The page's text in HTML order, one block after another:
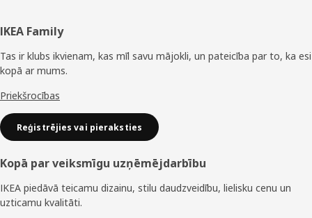
Kājene
IKEA Family
Tas ir klubs ikvienam, kas mīl savu mājokli, un pateicība par to, ka esi
kopā ar mums.
Priekšrocības
Reģistrējies vai pieraksties
Kopā par veiksmīgu uzņēmējdarbību
IKEA piedāvā teicamu dizainu, stilu daudzveidību, lielisku cenu un
uzticamu kvalitāti.